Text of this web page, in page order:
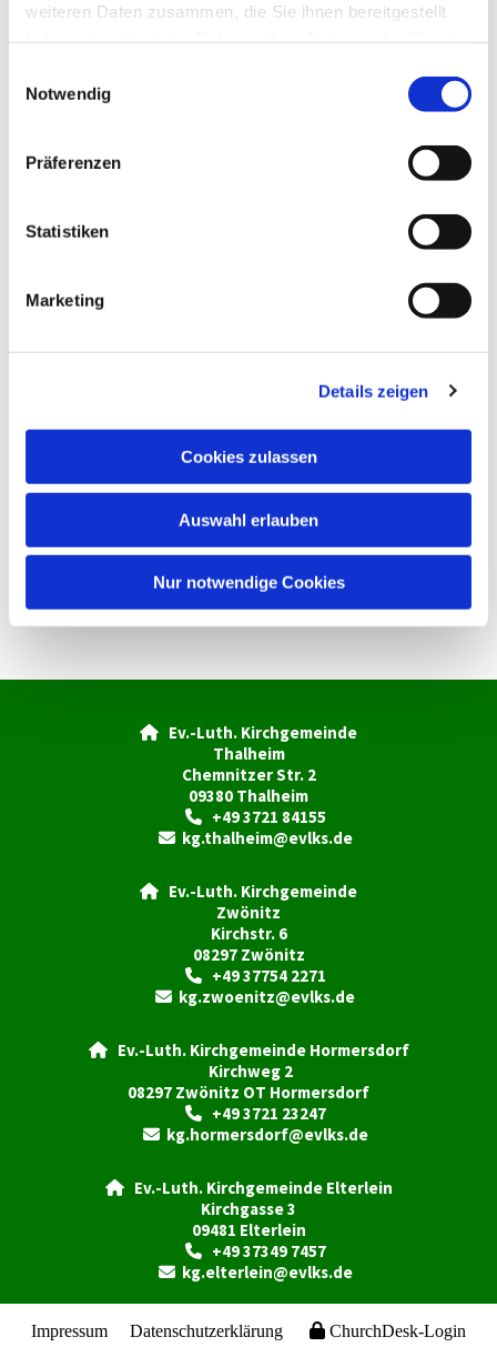
weiteren Daten zusammen, die Sie ihnen bereitgestellt
Notwendig
Präferenzen
Statistiken
Marketing
Details zeigen
Cookies zulassen
Auswahl erlauben
Nur notwendige Cookies
Dies könnte Sie auch interessieren

Ev.-Luth. Kirchgemeinde
Thalheim
Chemnitzer Str. 2
09380 Thalheim
+49 3721 84155
 kg.thalheim@evlks.de

Ev.-Luth. Kirchgemeinde
Zwönitz
Kirchstr. 6
08297 Zwönitz
+49 37754 2271
 kg.zwoenitz@evlks.de
Ev.-Luth. Kirchgemeinde Hormersdorf
Kirchweg 2
08297 Zwönitz OT Hormersdorf
+49 3721 23247
 kg.hormersdorf@evlks.de
Ev.-Luth. Kirchgemeinde Elterlein
Kirchgasse 3
09481 Elterlein
+49 37349 7457
 kg.elterlein@evlks.de
Impressum Datenschutzerklärung ChurchDesk-Login